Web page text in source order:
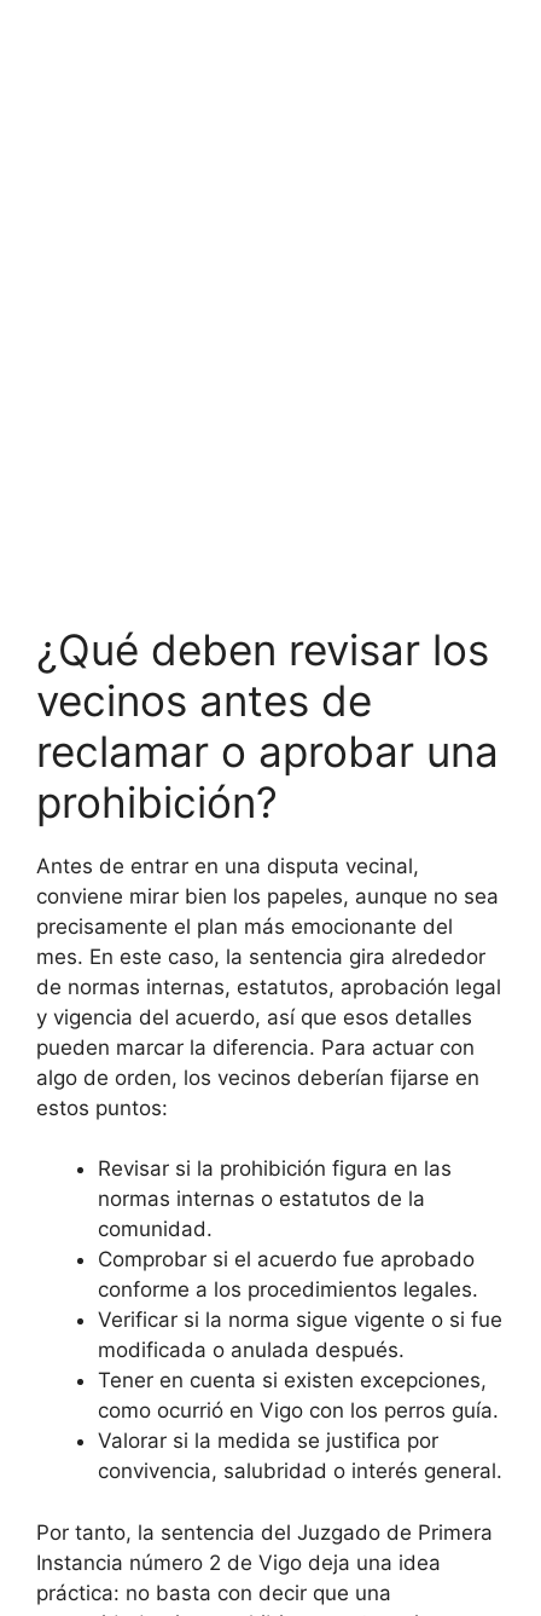
¿Qué deben revisar los
vecinos antes de
reclamar o aprobar una
prohibición?
Antes de entrar en una disputa vecinal,
conviene mirar bien los papeles, aunque no sea
precisamente el plan más emocionante del
mes. En este caso, la sentencia gira alrededor
de normas internas, estatutos, aprobación legal
y vigencia del acuerdo, así que esos detalles
pueden marcar la diferencia. Para actuar con
algo de orden, los vecinos deberían fijarse en
estos puntos:
Revisar si la prohibición figura en las
normas internas o estatutos de la
comunidad.
Comprobar si el acuerdo fue aprobado
conforme a los procedimientos legales.
Verificar si la norma sigue vigente o si fue
modificada o anulada después.
Tener en cuenta si existen excepciones,
como ocurrió en Vigo con los perros guía.
Valorar si la medida se justifica por
convivencia, salubridad o interés general.
Por tanto, la sentencia del Juzgado de Primera
Instancia número 2 de Vigo deja una idea
práctica: no basta con decir que una